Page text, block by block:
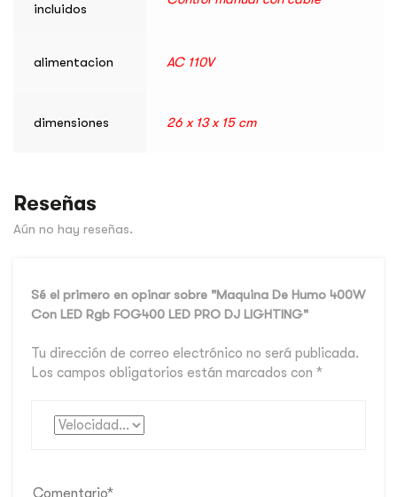
incluidos
alimentacion AC 110V
dimensiones 26 x 13 x 15 cm
Reseñas
Aún no hay reseñas.
Sé el primero en opinar sobre "Maquina De Humo 400W
Con LED Rgb FOG400 LED PRO DJ LIGHTING"
Tu dirección de correo electrónico no será publicada.
Los campos obligatorios están marcados con *